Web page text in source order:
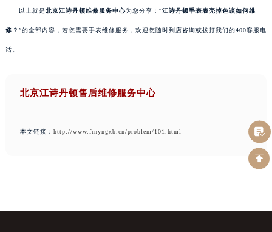
以上就是北京江诗丹顿维修服务中心为您分享：“江诗丹顿手表表壳掉色该如何维
修？ ”的全部内容，若您需要手表维修服务，欢迎您随时到店咨询或拨打我们的400客服电
话。
北京江诗丹顿售后维修服务中心
本文链接： http://www.frnyngxb.cn/problem/101.html